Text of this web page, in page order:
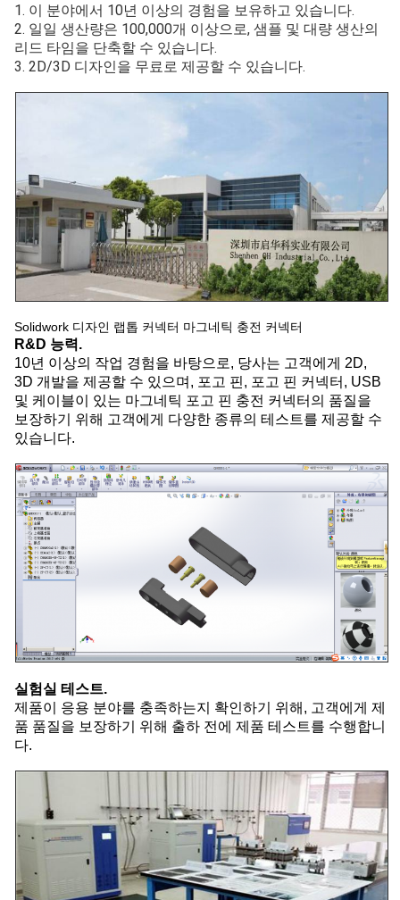
1. 이 분야에서 10년 이상의 경험을 보유하고 있습니다.
2. 일일 생산량은 100,000개 이상으로, 샘플 및 대량 생산의
리드 타임을 단축할 수 있습니다.
3. 2D/3D 디자인을 무료로 제공할 수 있습니다.
Solidwork 디자인 랩톱 커넥터 마그네틱 충전 커넥터
R&D 능력.
10년 이상의 작업 경험을 바탕으로, 당사는 고객에게 2D,
3D 개발을 제공할 수 있으며, 포고 핀, 포고 핀 커넥터, USB
및 케이블이 있는 마그네틱 포고 핀 충전 커넥터의 품질을
보장하기 위해 고객에게 다양한 종류의 테스트를 제공할 수
있습니다.
실험실 테스트.
제품이 응용 분야를 충족하는지 확인하기 위해, 고객에게 제
품 품질을 보장하기 위해 출하 전에 제품 테스트를 수행합니
다.